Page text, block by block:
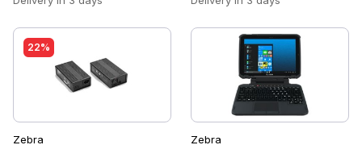
22%
Zebra Zebra